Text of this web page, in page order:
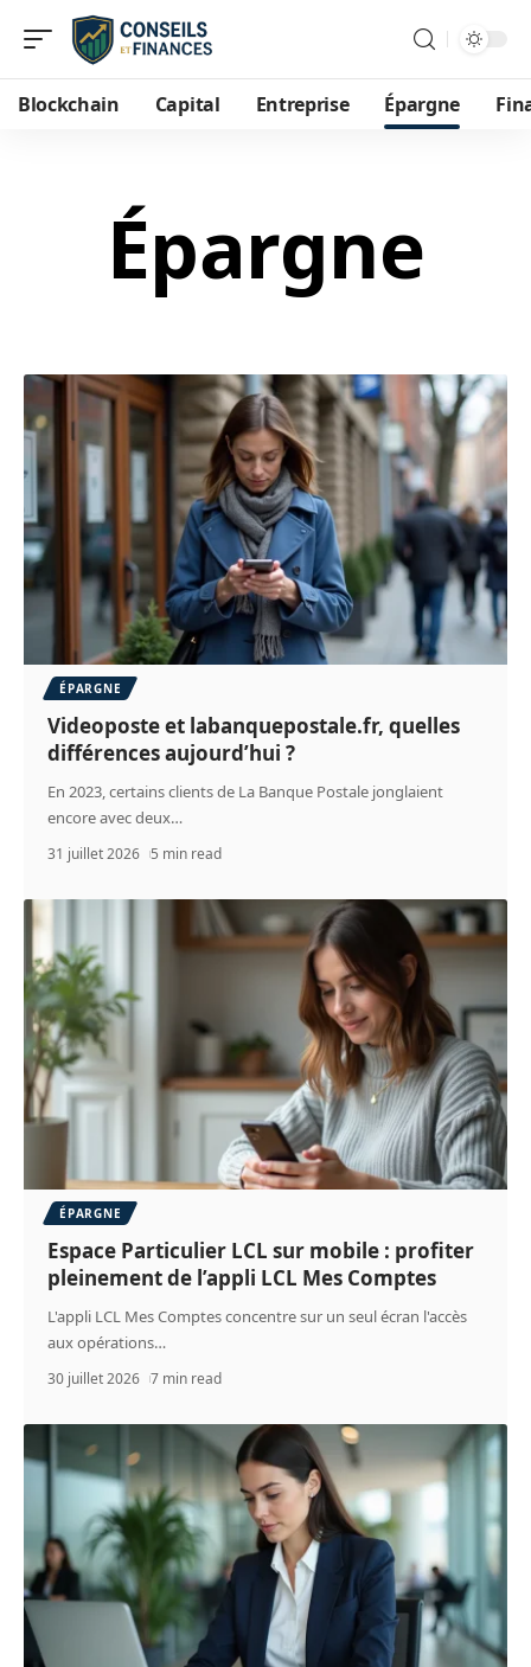
Blockchain Capital Entreprise Épargne
Épargne
ÉPARGNE
Videoposte et labanquepostale.fr, quelles
différences aujourd’hui ?
En 2023, certains clients de La Banque Postale jonglaient
encore avec deux…
31 juillet 2026 5 min read
ÉPARGNE
Espace Particulier LCL sur mobile : profiter
pleinement de l’appli LCL Mes Comptes
L'appli LCL Mes Comptes concentre sur un seul écran l'accès
aux opérations…
30 juillet 2026 7 min read